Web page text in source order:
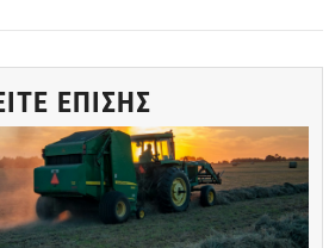
ΕΠΙΣΗΣ